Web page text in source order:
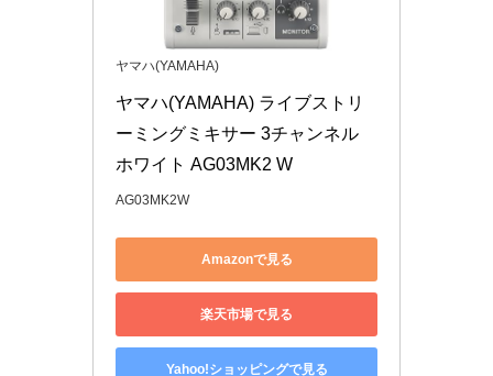
ヤマハ(YAMAHA)
ヤマハ(YAMAHA) ライブストリ
ーミングミキサー 3チャンネル
ホワイト AG03MK2 W
AG03MK2W
Amazonで見る
楽天市場で見る
Yahoo!ショッピングで見る